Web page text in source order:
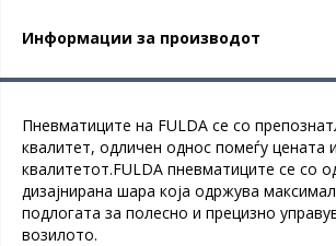
Информации за производот
Пневматиците на FULDA се со
квалитет, одличен однос помеѓу цената и
квалитетот.FULDA пневматиците се со
дизајнирана шара која одржува
подлогата за полесно и прецизно
возилото.